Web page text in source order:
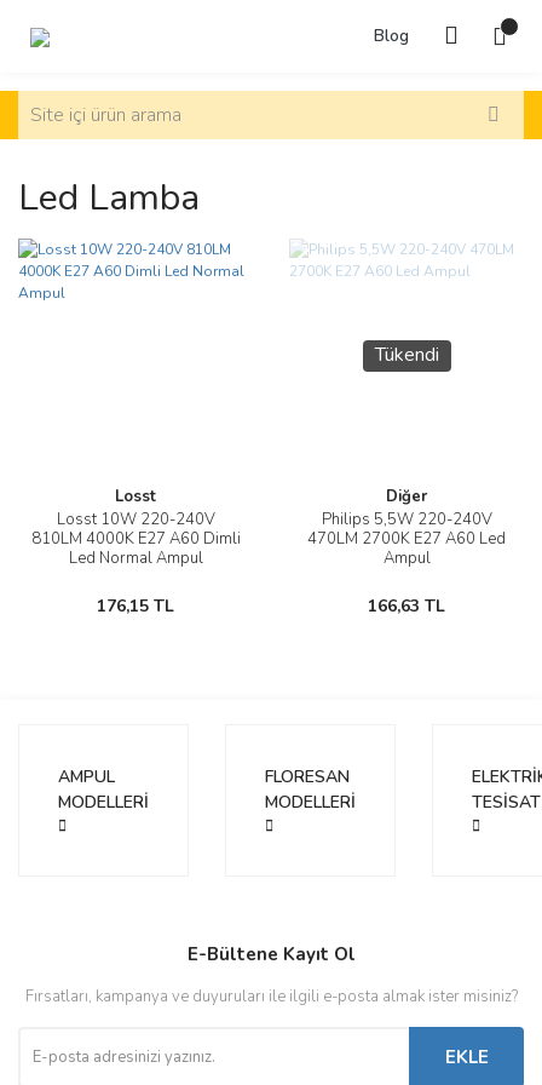
Blog
Led Lamba
Losst
Losst 10W 220-240V
810LM 4000K E27 A60 Dimli
Led Normal Ampul
176,15 TL
Tükendi
Diğer
Philips 5,5W 220-240V
470LM 2700K E27 A60 Led
Ampul
166,63 TL
AMPUL
MODELLERİ
FLORESAN
MODELLERİ
TESİSAT
E-Bültene Kayıt Ol
Fırsatları, kampanya ve duyuruları ile ilgili e-posta almak ister misiniz?
EKLE